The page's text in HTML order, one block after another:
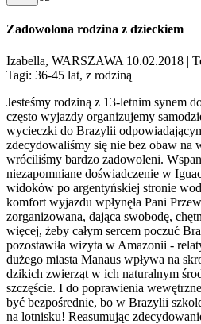
Zadowolona rodzina z dzieckiem
Izabella, WARSZAWA 10.02.2018 |
Tagi: 36-45 lat, z rodziną
Jesteśmy rodziną z 13-letnim synem
często wyjazdy organizujemy
wycieczki do Brazylii
zdecydowaliśmy się nie bez obaw na
wróciliśmy bardzo zadowoleni.
niezapomniane doświadczenie w
widoków po argentyńskiej stronie
komfort wyjazdu wpłynęła Pani
zorganizowana, dająca swobodę,
więcej, żeby całym sercem poczuć
pozostawiła wizyta w Amazonii -
dużego miasta Manaus wpływa na
dzikich zwierząt w ich naturalnym
szczęście. I do poprawienia
być bezpośrednie, bo w Brazylii
na lotnisku! Reasumując